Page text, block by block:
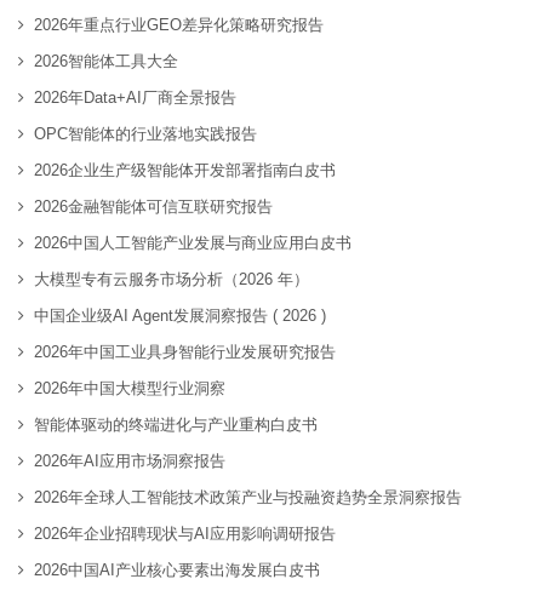
2026年重点行业GEO差异化策略研究报告
2026智能体工具大全
2026年Data+AI厂商全景报告
OPC智能体的行业落地实践报告
2026企业生产级智能体开发部署指南白皮书
2026金融智能体可信互联研究报告
2026中国人工智能产业发展与商业应用白皮书
大模型专有云服务市场分析（2026 年）
中国企业级AI Agent发展洞察报告 ( 2026 )
2026年中国工业具身智能行业发展研究报告
2026年中国大模型行业洞察
智能体驱动的终端进化与产业重构白皮书
2026年AI应用市场洞察报告
2026年全球人工智能技术政策产业与投融资趋势全景洞察报告
2026年企业招聘现状与AI应用影响调研报告
2026中国AI产业核心要素出海发展白皮书